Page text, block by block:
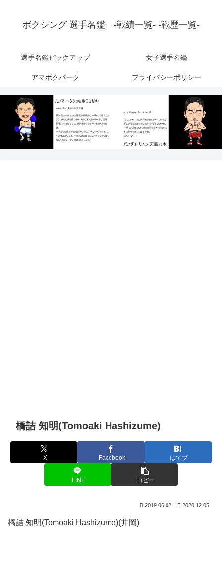
ボクシング 選手名鑑 -戦績一覧- -戦歴一覧-
選手名鑑ピックアップ 女子選手名鑑
アマボクパーク プライバシーポリシー
橋詰 知明(Tomoaki Hashizume)
X Facebook はてブ
LINE コピー
2019.06.02 2020.12.05
橋詰 知明(Tomoaki Hashizume)(井岡)